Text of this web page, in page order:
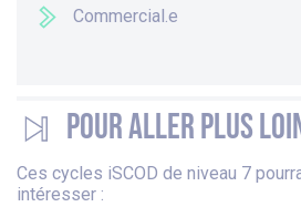
Commercial.e
Pour aller plus
Ces cycles iSCOD de niveau 7
intéresser :